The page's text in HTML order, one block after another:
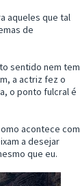
aqueles que tal
de
sentido nem tem
a actriz fez o
o ponto fulcral é
acontece com
a desejar
que eu.